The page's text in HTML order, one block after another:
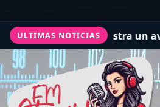
ULTIMAS NOTICIAS
un avance general del 36%